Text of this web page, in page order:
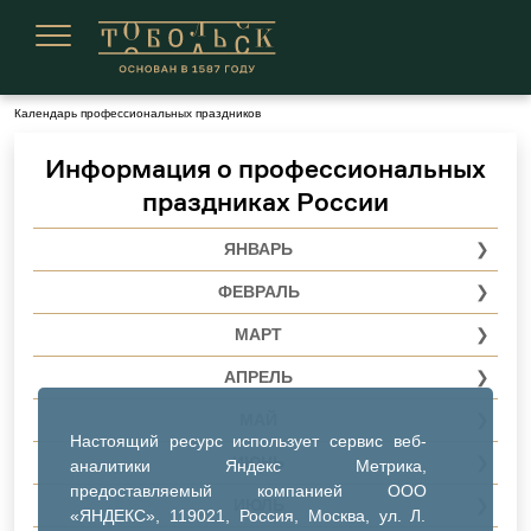
Настоящий ресурс использует сервис веб-
аналитики Яндекс Метрика,
предоставляемый компанией ООО
«ЯНДЕКС», 119021, Россия, Москва, ул. Л.
Календарь профессиональных праздников
Информация о профессиональных
праздниках России
ЯНВАРЬ
№ п/п
Дата празднования
Наименование праздника
ФЕВРАЛЬ
№ п/п
Наименование праздника
Основание
МАРТ
Дата празднования
Наименование праздника
Основание
АПРЕЛЬ
Дата празднования
Наименование праздника
№ п/п
Дата празднования
ИЮНЬ
№ п/п